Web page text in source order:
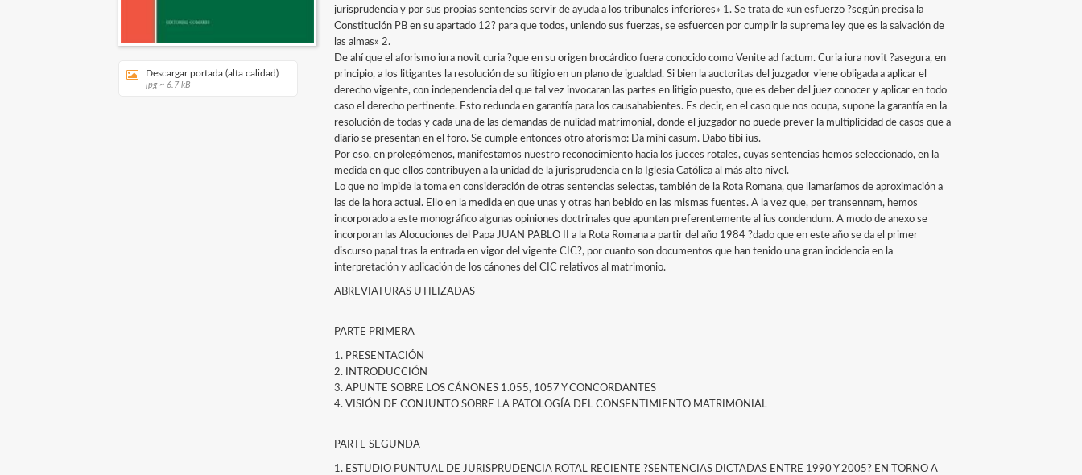
Descargar portada (alta calidad)
jpg ~ 6.7 kB
jurisprudencia y por sus propias sentencias servir de ayuda a los tribunales inferiores» 1. Se trata de «un esfuerzo ?según precisa la
Constitución PB en su apartado 12? para que todos, uniendo sus fuerzas, se esfuercen por cumplir la suprema ley que es la salvación de
las almas» 2.
De ahí que el aforismo iura novit curia ?que en su origen brocárdico fuera conocido como Venite ad factum. Curia iura novit ?asegura, en
principio, a los litigantes la resolución de su litigio en un plano de igualdad. Si bien la auctoritas del juzgador viene obligada a aplicar el
derecho vigente, con independencia del que tal vez invocaran las partes en litigio puesto, que es deber del juez conocer y aplicar en todo
caso el derecho pertinente. Esto redunda en garantía para los causahabientes. Es decir, en el caso que nos ocupa, supone la garantía en la
resolución de todas y cada una de las demandas de nulidad matrimonial, donde el juzgador no puede prever la multiplicidad de casos que a
diario se presentan en el foro. Se cumple entonces otro aforismo: Da mihi casum. Dabo tibi ius.
Por eso, en prolegómenos, manifestamos nuestro reconocimiento hacia los jueces rotales, cuyas sentencias hemos seleccionado, en la
medida en que ellos contribuyen a la unidad de la jurisprudencia en la Iglesia Católica al más alto nivel.
Lo que no impide la toma en consideración de otras sentencias selectas, también de la Rota Romana, que llamaríamos de aproximación a
las de la hora actual. Ello en la medida en que unas y otras han bebido en las mismas fuentes. A la vez que, per transennam, hemos
incorporado a este monográfico algunas opiniones doctrinales que apuntan preferentemente al ius condendum. A modo de anexo se
incorporan las Alocuciones del Papa JUAN PABLO II a la Rota Romana a partir del año 1984 ?dado que en este año se da el primer
discurso papal tras la entrada en vigor del vigente CIC?, por cuanto son documentos que han tenido una gran incidencia en la
interpretación y aplicación de los cánones del CIC relativos al matrimonio.
ABREVIATURAS UTILIZADAS
PARTE PRIMERA
1. PRESENTACIÓN
2. INTRODUCCIÓN
3. APUNTE SOBRE LOS CÁNONES 1.055, 1057 Y CONCORDANTES
4. VISIÓN DE CONJUNTO SOBRE LA PATOLOGÍA DEL CONSENTIMIENTO MATRIMONIAL
PARTE SEGUNDA
1. ESTUDIO PUNTUAL DE JURISPRUDENCIA ROTAL RECIENTE ?SENTENCIAS DICTADAS ENTRE 1990 Y 2005? EN TORNO A